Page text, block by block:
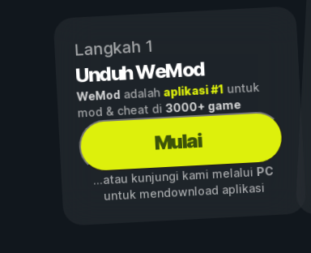
Langkah 1
Unduh WeMod
WeMod adalah aplikasi #1untuk
mod & cheat di3000+ game
Mulai
...atau kunjungi kami melalui PC
untuk mendownload aplikasi